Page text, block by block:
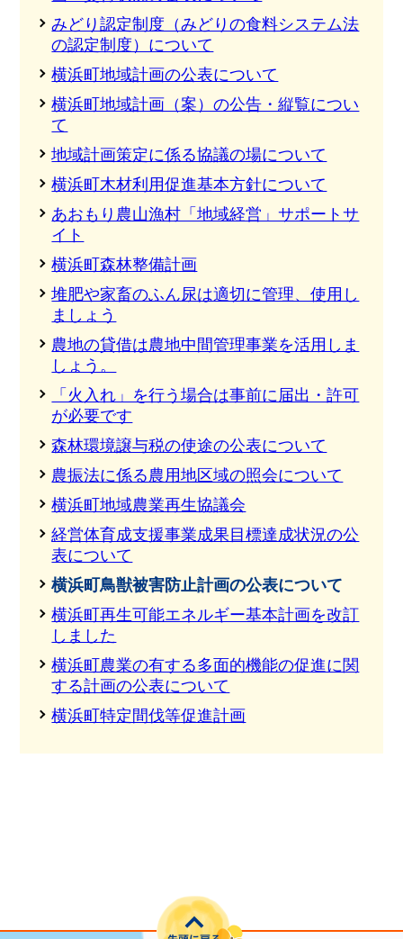
みどり認定制度（みどりの食料システム法
の認定制度）について
横浜町地域計画の公表について
横浜町地域計画（案）の公告・縦覧につい
て
地域計画策定に係る協議の場について
横浜町木材利用促進基本方針について
あおもり農山漁村「地域経営」サポートサ
イト
横浜町森林整備計画
堆肥や家畜のふん尿は適切に管理、使用し
ましょう
農地の貸借は農地中間管理事業を活用しま
しょう。
「火入れ」を行う場合は事前に届出・許可
が必要です
森林環境譲与税の使途の公表について
農振法に係る農用地区域の照会について
横浜町地域農業再生協議会
経営体育成支援事業成果目標達成状況の公
表について
横浜町鳥獣被害防止計画の公表について
横浜町再生可能エネルギー基本計画を改訂
しました
横浜町農業の有する多面的機能の促進に関
する計画の公表について
横浜町特定間伐等促進計画